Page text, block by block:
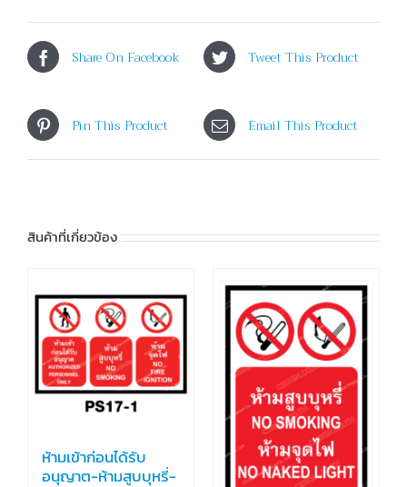
Share On Facebook Tweet This Product
Pin This Product Email This Product
สินค้าที่เกี่ยวข้อง
ห้ามเข้าก่อนได้รับ
อนุญาต-ห้ามสูบบุหรี่-